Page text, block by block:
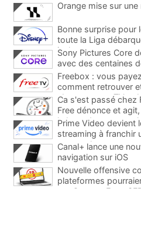
Orange mise sur
Bonne surprise pour
toute la Liga
inclus
Sony Pictures Core
avec des centaines
Freebox : vous
comment retrouver
abonnements TV
Ca s'est passé chez
Free dénonce et
le bout de son nez
Prime Video devient
streaming à franchir
avec ce lancement
Canal+ lance une
navigation sur iOS
Nouvelle offensive
plateformes
par Orange, Free,